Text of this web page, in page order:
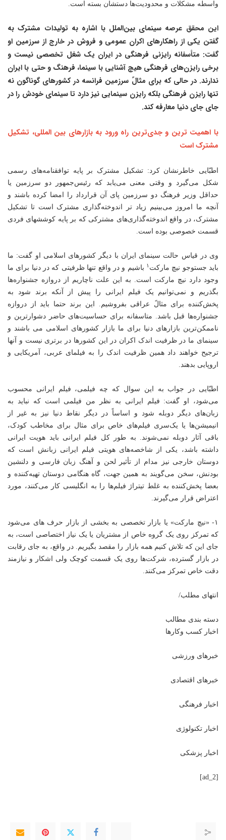
واسطه مشکلات و محدودیت‌ها دستشان بسته است.
این محقق عرصه سینمای بین‌الملل با اشاره به تولیدات مشترک به
گفتن یکی از راهکارهای اکران عمومی و فروش در خارج از سرزمین او
گفت: متأسفانه رایزنی فرهنگی در ایران یک شغل تخصصی نیست و
برخی رایزن‌های فرهنگی هیچ آشنایی با سینما، فرهنگ و حتی با ایران
ندارند. در حالی که برای مثالً سرزمین فرانسه در کشورهای گوناگون نه
تنها رایزن فرهنگی بلکه رایزن سینمایی نیز دارد تا سینمای خودش را در
جای جای دنیا معارفه کند.
با اهمیت ترین و جدی‌ترین راه ورود به بازارهای بین المللی، تشکیل
مشترک است
اطبّایی خاطرنشان کرد: تشکیل مشترک بر پایه توافقنامه‌های رسمی
شکل می‌گیرد و وقتی معنی می‌یابد که رئیس‌جمهور دو سرزمین یا
حداقل وزیر فرهنگ دو سرزمین پای آن قرارداد را امضا کرده باشند و
آنچه ما امروز می‌بینیم زیاد تر اندوخته‌گذاری مشترک است تا تشکیل
مشترک، در واقع اندوخته‌گذاری‌های مشترکی که بر پایه کوششهای فردی
قسمت خصوصی بوده است.
وی در قیاس حالت سینمای ایران با دیگر کشورهای اسلامی او گفت: ما
باید جستوجو نیچ مارکت ۱ باشیم و در واقع تنها ظرفیتی که در دنیا برای ما
وجود دارد نیچ مارکت است. به این علت ناچاریم از دروازه جشنواره‌ها
بگذریم و نمی‌توانیم یک فیلم ایرانی را پیش از آنکه برند شود به
پخش‌کننده‌ برای مثالً عراقی بفروشیم. این برند حتما باید از دروازه
جشنواره‌ها قبل باشد. متاسفانه برای حساسیت‌های حاضر دشوارترین و
ناممکن‌ترین بازارهای دنیا برای ما بازار کشورهای اسلامی می باشند و
سینمای ما در ظرفیت اندک اکران در این کشورها در برتری نیست و آنها
ترجیح خواهند داد همین ظرفیت اندک را به فیلمای عربی، آمریکایی و
اروپایی بدهند.
اطبّایی در جواب به این سوال که چه فیلمی، فیلم ایرانی محسوب
می‌شود، او گفت: فیلم ایرانی به نظر من فیلمی است که نباید به
زبان‌های دیگر دوبله شود و اساساً در دیگر نقاط دنیا نیز به غیر از
انیمیشن‌ها یا یک‌سری فیلم‌های خاص برای مثال برای مخاطب کودک،
باقی آثار دوبله نمی‌شوند. به طور کل فیلم ایرانی باید هویت ایرانی
داشته باشد، یکی از شاخصه‌های هویتی فیلم ایرانی زبانش است که
دوستان خارجی نیز مدام از تأثیر لحن و آهنگ زبان فارسی و دلنشین
بودنش، سخن می‌گویند به همین جهت، گاه هنگامی دوستان تهیه‌کننده و
بعضا پخش‌کننده به غلط تیتراژ فیلم‌ها را به انگلیسی کار می‌کنند، مورد
اعتراض قرار می‌گیرند.
۱- «نیچ مارکت» یا بازار تخصصی به بخشی از بازار حرف های می‌شود
که تمرکز روی یک گروه خاص از مشتریان یا یک نیاز اختصاصی است، به
جای این که تلاش کنیم همه بازار را مقصد بگیریم. در واقع، به جای رقابت
در بازار گسترده، شرکت‌ها روی یک قسمت کوچک ولی اشکار و نیازمند
دقت خاص تمرکز می‌کنند.
انتهای مطلب/
دسته بندی مطالب
اخبار کسب وکارها
خبرهای ورزشی
خبرهای اقتصادی
اخبار فرهنگی
اخبار تکنولوژی
اخبار پزشکی
[ad_2]